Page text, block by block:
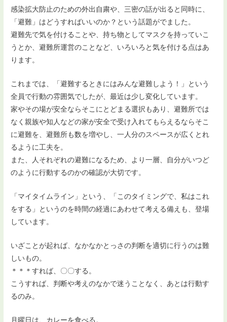
感染拡大防止のための外出自粛や、三密の話が出ると同時に、
「避難」はどうすればいいのか？という話題がでました。
避難先で気を付けることや、持ち物としてマスクを持っていこ
うとか、避難所運営のことなど、いろいろと気を付ける点はあ
ります。
これまでは、「避難するときにはみんな避難しよう！」という
全員で行動の雰囲気でしたが、最近は少し変化しています。
家やその場が安全ならそこにとどまる選択もあり、避難所では
なく親族や知人などの家が安全で受け入れてもらえるならそこ
に避難を、避難所も数を増やし、一人分のスペースが広くとれ
るように工夫を。
また、人それぞれの避難になるため、より一層、自分がいつど
のように行動するのかの確認が大切です。
「マイタイムライン」という、「このタイミングで、私はこれ
をする」というのを時間の経過にあわせて考える備えも、登場
しています。
いざことが起れば、なかなかとっさの判断を適切に行うのは難
しいもの。
＊＊＊すれば、〇〇する。
こうすれば、判断や考えのなかで迷うことなく、あとは行動す
るのみ。
月曜日は、カレーを食べる。